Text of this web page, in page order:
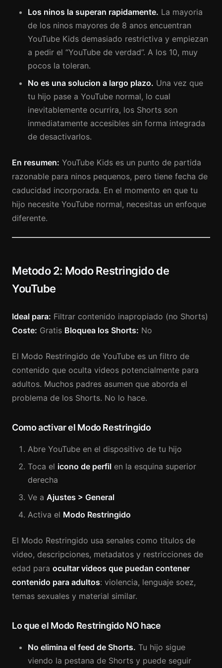
Los ninos la superan rapidamente. La mayoria
de los ninos mayores de 8 anos encuentran
YouTube Kids demasiado restrictiva y empiezan
a pedir el “YouTube de verdad”. A los 10, muy
pocos la toleran.
No es una solucion a largo plazo. Una vez que
tu hijo pase a YouTube normal, lo cual
inevitablemente ocurrira, los Shorts son
inmediatamente accesibles sin forma integrada
de desactivarlos.
En resumen: YouTube Kids es un punto de partida
razonable para ninos pequenos, pero tiene fecha de
caducidad incorporada. En el momento en que tu
hijo necesite YouTube normal, necesitas un enfoque
diferente.
Metodo 2: Modo Restringido de
YouTube
Ideal para: Filtrar contenido inapropiado (no Shorts)
Coste: Gratis Bloquea los Shorts: No
El Modo Restringido de YouTube es un filtro de
contenido que oculta videos potencialmente para
adultos. Muchos padres asumen que aborda el
problema de los Shorts. No lo hace.
Como activar el Modo Restringido
Abre YouTube en el dispositivo de tu hijo
Toca el icono de perfil en la esquina superior
derecha
Ve a Ajustes > General
Activa el Modo Restringido
El Modo Restringido usa senales como titulos de
video, descripciones, metadatos y restricciones de
edad para ocultar videos que puedan contener
contenido para adultos: violencia, lenguaje soez,
temas sexuales y material similar.
Lo que el Modo Restringido NO hace
No elimina el feed de Shorts. Tu hijo sigue
viendo la pestana de Shorts y puede seguir